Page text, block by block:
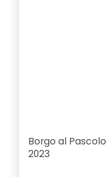
Borgo al
2023